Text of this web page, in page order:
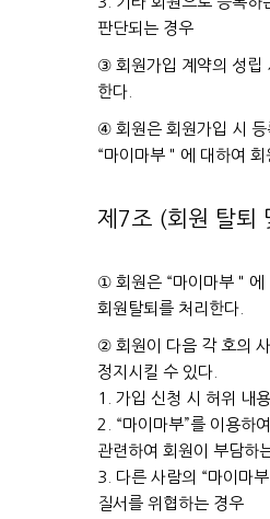
판단되는 경우
③ 회원가입 계약의 성립
한다.
④ 회원은 회원가입 시
“마이마부＂에 대하여
제7조 (회원 탈퇴
① 회원은 “마이마부＂에
회원탈퇴를 처리한다.
② 회원이 다음 각 호의
정지시킬 수 있다.
1. 가입 신청 시 허위 내
2. “마이마부”를 이용하
관련하여 회원이 부담하
3. 다른 사람의 “마이마
질서를 위협하는 경우